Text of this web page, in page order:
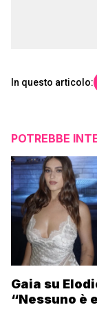
In questo articolo:
POTREBBE
Gaia su
“Nessuno è